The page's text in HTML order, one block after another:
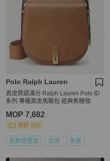
Polo Ralph Lauren
真皮質感滿分 Ralph Lauren Polo ID
系列 專櫃真皮馬鞍包 經典焦糖咖
MOP 7,682
現折 200
近新閒置品 台灣 免運